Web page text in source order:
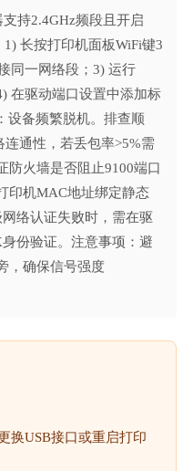
持2.4GHz频段且开启
长按打印机面板WiFi键3
同一网络段；3) 运行
在驱动端口设置中添加标
设备频繁脱机。排查顺
连通性，若丢包率>5%需
防火墙是否阻止9100端口
印机MAC地址绑定静态
络认证失败时，需在驱
份验证。注意事项：避
，确保信号强度
换USB接口或重启打印